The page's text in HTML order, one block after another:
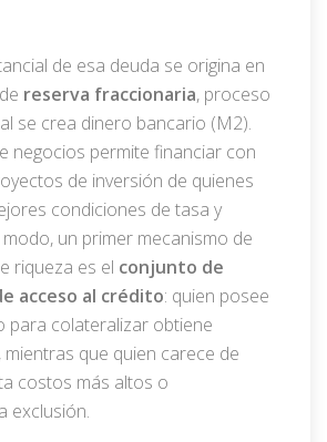
de esa deuda se origina en
reserva fraccionaria, proceso
se crea dinero bancario (M2).
negocios permite financiar con
de inversión de quienes
condiciones de tasa y
un primer mecanismo de
riqueza es el conjunto de
acceso al crédito: quien posee
para colateralizar obtiene
que quien carece de
costos más altos o
exclusión.